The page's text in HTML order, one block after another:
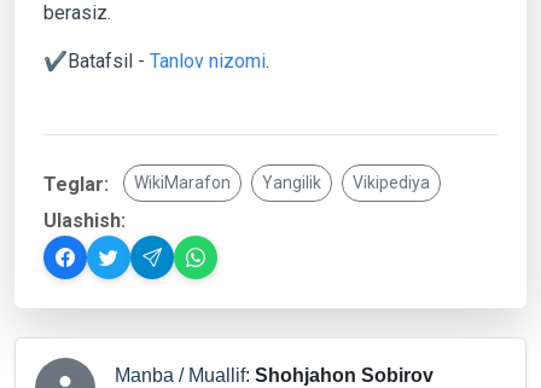
berasiz.
✔️Batafsil - Tanlov nizomi.
Teglar: WikiMarafon Yangilik Vikipediya
Ulashish:
Manba / Muallif: Shohjahon Sobirov